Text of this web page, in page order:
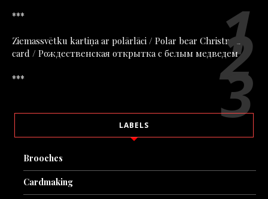
***
Ziemassvētku kartiņa ar polārlāci / Polar bear Christmas
card / Рождественская открытка с белым медведем
***
LABELS
Brooches
Cardmaking